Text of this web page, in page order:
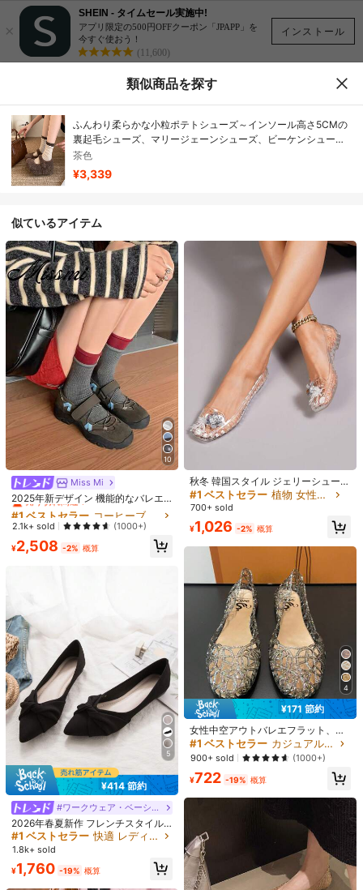
インストール
×
SHEIN - タイムセール実施中!
アプリ限定の500円OFFクーポン「JPAPP」を
今すぐ使おう！
(11,600)
¥3,339 -20% ¥4,174
4-5日間の配達
ふんわり柔らかな小粒ポテトシューズ～インソール高さ5CMの裏
起毛シューズ、マリージェーンシューズ、ビーケンシュー
ズ、女性用秋冬厚底コットンシューズ
JP23.5 (CN37)
JP24 (CN38) JP24.5 (CN39)
「JP」で始まるサイズ（例：JP25）は日本ユーザー向けのサイズ表記で
す。商品に表記されているサイズタグなどの箇所には海外のサイズ表記が使
われています。予めご了承ください。
すべての サイズ は4-5日間の配達の対象となります
数量:
お届け先 Japan
送料無料
500 ポイント 付与遅延 お届け予定日:
4-5日間の配達 : 土日祝日を除く
類似商品を探す
ふんわり柔らかな小粒ポテトシューズ～インソール高さ5CMの
裏起毛シューズ、マリージェーンシューズ、ビーケンシュー
ズ、女性用秋冬厚底コットンシューズ
茶色
¥3,339
似ているアイテム
10
Miss Mi
2025年新デザイン 機能的なバレエ
ダンススニーカー レディース、秋、
厚底マリージェーンシューズ、フラ
ット、マリージェーン
#1 ベストセラー
売り切れ間近！
#1 ベストセラー
売り切れ間近！
#1 ベストセラー
売り切れ間近！
#1 ベストセラー コーヒーブラウン 女性用フラット
売り切れ間近！
2.1k+ sold (1000+)
¥2,508 -2% 概算
5
¥414 節約
#ワークウェア・ベーシックス
2026年春夏新作 フレンチスタイル
ポインテッドトゥ ローヴァンプ スリ
ッポン レディース ソフトソール フ
ーズ スカート 通勤 仕事用 ブラック
#1 ベストセラー 快適 レディースフラットシューズ
高リピート率 売り切れ間近！
#1 ベストセラー 快適 レディースフラットシューズ
高リピート率 売り切れ間近！
#1 ベストセラー 快適 レディースフラットシューズ
高リピート率 売り切れ間近！
#1 ベストセラー
高リピート率 売り切れ間近！
1.8k+ sold
¥1,760 -19% 概算
秋冬 韓国スタイル ジェリーシューズ
レディース、ファッショナブルな低
めのつま先 ホロー スクエアトゥ フ
ズ、夏用シューズ
#1 ベストセラー 植物 女性用フラット
700+ sold
¥1,026 -2% 概算
4
¥171 節約
女性中空アウトバレエフラット、フ
ァッションアウトドアPVCフラット
#1 ベストセラー カジュアル 女性用フラット
900+ sold (1000+)
¥722 -19% 概算